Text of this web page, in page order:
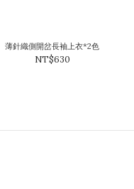
薄針織側開岔長袖上衣*2色
NT$630